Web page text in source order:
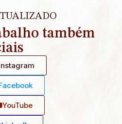
também
YouTube